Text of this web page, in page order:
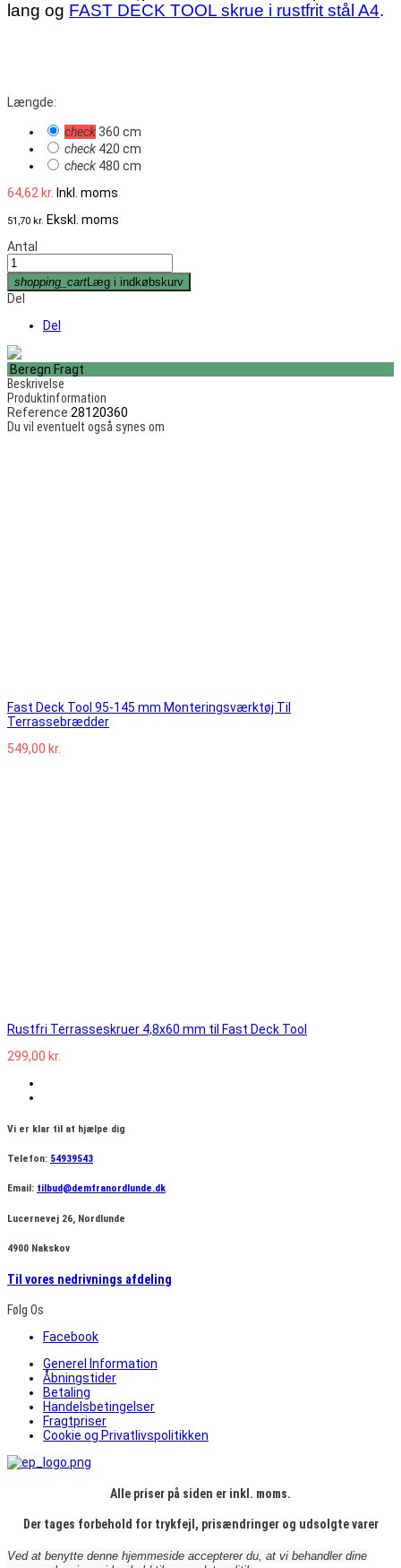
lang og FAST DECK TOOL skrue i rustfrit stål A4.
Længde:
check360 cm
check 420 cm
check 480 cm
64,62 kr. Inkl. moms
51,70 kr. Ekskl. moms
Antal
shopping_cartLæg i indkøbskurv
Del
Del
Beregn Fragt
Beskrivelse
Produktinformation
Reference 28120360
Du vil eventuelt også synes om
Fast Deck Tool 95-145 mm Monteringsværktøj Til
Terrassebrædder
549,00 kr.
Rustfri Terrasseskruer 4,8x60 mm til Fast Deck Tool
299,00 kr.
Vi er klar til at hjælpe dig
Telefon: 54939543
Email: tilbud@demfranordlunde.dk
Lucernevej 26, Nordlunde
4900 Nakskov
Til vores nedrivnings afdeling
Følg Os
Facebook
Generel Information
Åbningstider
Betaling
Handelsbetingelser
Fragtpriser
Cookie og Privatlivspolitikken
Alle priser på siden er inkl. moms.
Der tages forbehold for trykfejl, prisændringer og udsolgte varer
Ved at benytte denne hjemmeside accepterer du, at vi behandler dine